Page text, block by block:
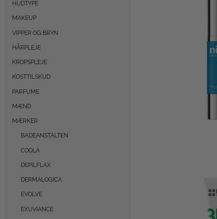
HUDTYPE
MAKEUP
VIPPER OG BRYN
HÅRPLEJE
KROPSPLEJE
KOSTTILSKUD
PARFUME
MÆND
MÆRKER
BADEANSTALTEN
COOLA
DEPILFLAX
DERMALOGICA
EVOLVE
EXUVIANCE